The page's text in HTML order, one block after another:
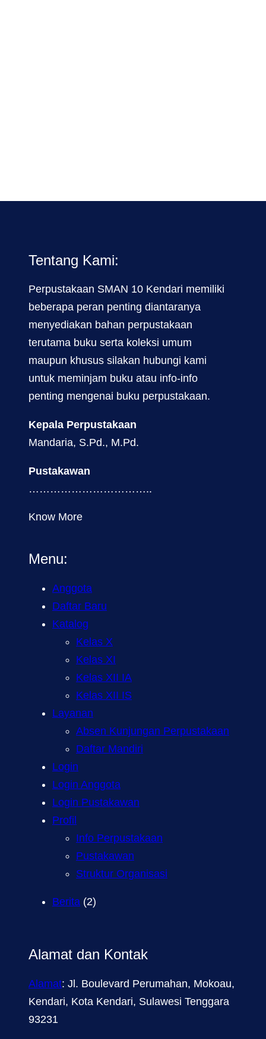
Tentang Kami:
Perpustakaan SMAN 10 Kendari memiliki
beberapa peran penting diantaranya
menyediakan bahan perpustakaan
terutama buku serta koleksi umum
maupun khusus silakan hubungi kami
untuk meminjam buku atau info-info
penting mengenai buku perpustakaan.
Kepala Perpustakaan
Mandaria, S.Pd., M.Pd.
Pustakawan
……………………………..
Know More
Menu:
Anggota
Daftar Baru
Katalog
Kelas X
Kelas XI
Kelas XII IA
Kelas XII IS
Layanan
Absen Kunjungan Perpustakaan
Daftar Mandiri
Login
Login Anggota
Login Pustakawan
Profil
Info Perpustakaan
Pustakawan
Struktur Organisasi
Berita (2)
Alamat dan Kontak
Alamat: Jl. Boulevard Perumahan, Mokoau,
Kendari, Kota Kendari, Sulawesi Tenggara
93231